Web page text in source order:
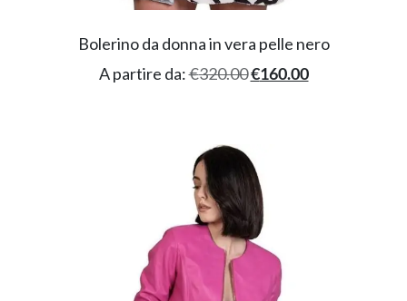
Bolerino da donna in vera pelle nero
A partire da:€320.00€160.00